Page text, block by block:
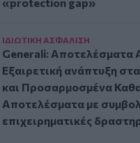
ΙΔΙΩΤΙΚΗ ΑΣΦAΛΙΣΗ
Generali: Αποτελέσματα
Εξαιρετική ανάπτυξη
και Προσαρμοσμένα
Αποτελέσματα με
επιχειρηματικές